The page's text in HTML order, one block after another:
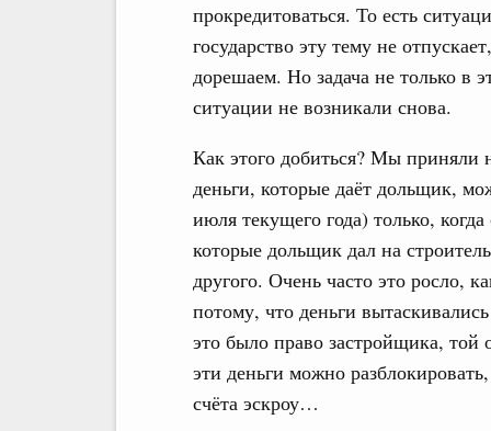
прокредитоваться. То есть
государство эту тему не
дорешаем. Но задача не только в
ситуации не возникали снова.
Как этого добиться? Мы приняли
деньги, которые даёт дольщик,
июля текущего года) только,
которые дольщик дал на
другого. Очень часто это росло,
потому, что деньги
это было право застройщика, той
эти деньги можно
счёта эскроу…